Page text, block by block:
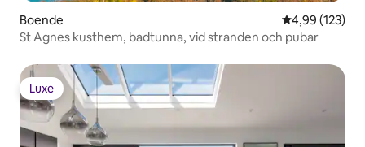
Boende 4,99 av 5 i
4,99 (123)
St Agnes kusthem, badtunna, vid stranden och pubar
Luxe
Luxe